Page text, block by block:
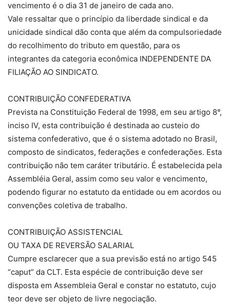
vencimento é o dia 31 de janeiro de cada ano.
Vale ressaltar que o princípio da liberdade sindical e da
unicidade sindical dão conta que além da compulsoriedade
do recolhimento do tributo em questão, para os
integrantes da categoria econômica INDEPENDENTE DA
FILIAÇÃO AO SINDICATO.
CONTRIBUIÇÃO CONFEDERATIVA
Prevista na Constituição Federal de 1998, em seu artigo 8°,
inciso IV, esta contribuição é destinada ao custeio do
sistema confederativo, que é o sistema adotado no Brasil,
composto de sindicatos, federações e confederações. Esta
contribuição não tem caráter tributário. É estabelecida pela
Assembléia Geral, assim como seu valor e vencimento,
podendo figurar no estatuto da entidade ou em acordos ou
convenções coletiva de trabalho.
CONTRIBUIÇÃO ASSISTENCIAL
OU TAXA DE REVERSÃO SALARIAL
Cumpre esclarecer que a sua previsão está no artigo 545
“caput” da CLT. Esta espécie de contribuição deve ser
disposta em Assembleia Geral e constar no estatuto, cujo
teor deve ser objeto de livre negociação.